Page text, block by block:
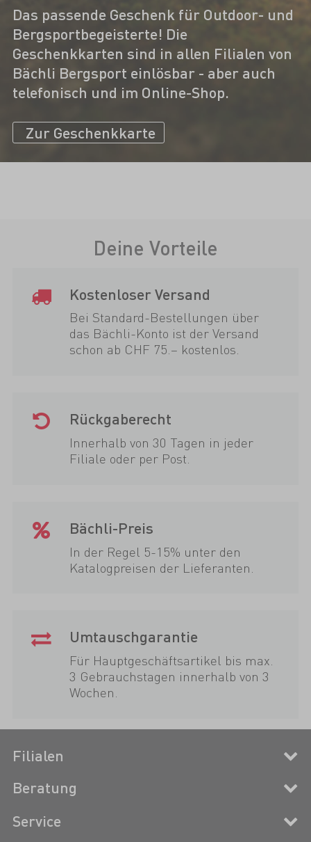
Das passende Geschenk für Outdoor- und
Bergsportbegeisterte! Die
Geschenkkarten sind in allen Filialen von
Bächli Bergsport einlösbar - aber auch
telefonisch und im Online-Shop.
Zur Geschenkkarte
Deine Vorteile
Kostenloser Versand
Bei Standard-Bestellungen über
das Bächli-Konto ist der Versand
schon ab CHF 75.– kostenlos.
Rückgaberecht
Innerhalb von 30 Tagen in jeder
Filiale oder per Post.
Bächli-Preis
In der Regel 5-15% unter den
Katalogpreisen der Lieferanten.
Umtauschgarantie
Für Hauptgeschäftsartikel bis max.
3 Gebrauchstagen innerhalb von 3
Wochen.
Filialen
Beratung
Service